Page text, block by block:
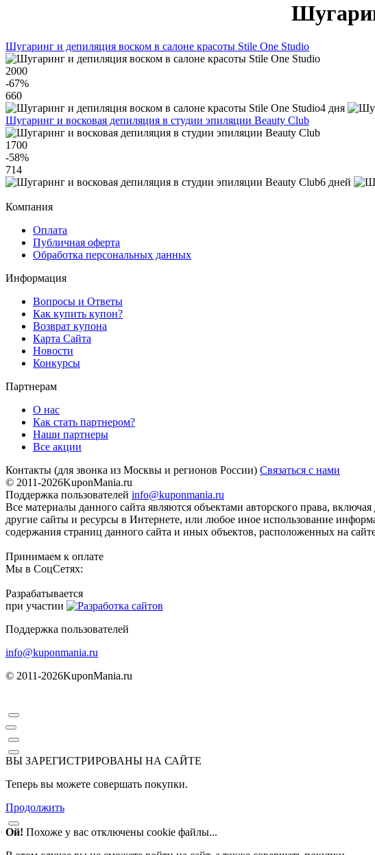
Шугаринг и депиляция воском в салоне красоты Stile One Studio
2000
-67%
660
4 дня
Шугаринг и восковая депиляция в студии эпиляции Beauty Club
1700
-58%
714
6 дней
Компания
Оплата
Публичная оферта
Обработка персональных данных
Информация
Вопросы и Ответы
Как купить купон?
Возврат купона
Карта Сайта
Новости
Конкурсы
Партнерам
О нас
Как стать партнером?
Наши партнеры
Все акции
Контакты (для звонка из Москвы и регионов России) Связаться с нами
© 2011-2026KuponMania.ru
Поддержка пользователей info@kuponmania.ru
Все материалы данного сайта являются объектами авторского права,
другие сайты и ресурсы в Интернете, или любое иное использование
содержания страниц данного сайта и иных объектов, расположенных на
Принимаем к оплате
Мы в СоцСетях:
Разрабатывается
при участии
Поддержка пользователей
info@kuponmania.ru
© 2011-2026KuponMania.ru
ВЫ ЗАРЕГИСТРИРОВАНЫ НА САЙТЕ
Теперь вы можете совершать покупки.
Продолжить
Ой! Похоже у вас отключены cookie файлы...